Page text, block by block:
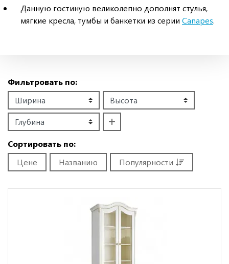
Данную гостиную великолепно дополнят стулья,
мягкие кресла, тумбы и банкетки из серии Canapes.
Сортировать по:
Цене
Названию Популярности
Фильтровать по: